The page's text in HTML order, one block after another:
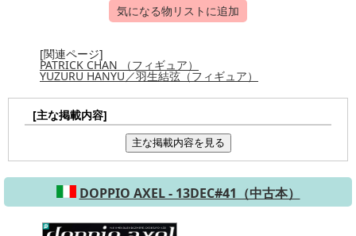
気になる物リストに追加
[関連ページ]
PATRICK CHAN （フィギュア）
YUZURU HANYU／羽生結弦（フィギュア）
[主な掲載内容]
主な掲載内容を見る
DOPPIO AXEL - 13DEC#41（中古本）